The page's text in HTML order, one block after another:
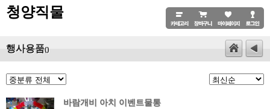
청양직물
행사용품()
바람개비 아치 이벤트물통